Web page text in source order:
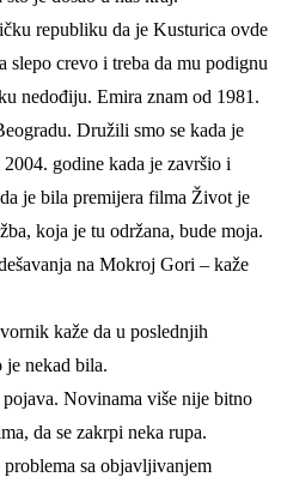
republiku da je Kusturica ovde
crevo i treba da mu podignu
nedođiju. Emira znam od 1981.
Družili smo se kada je
godine kada je završio i
je bila premijera filma Život je
koja je tu održana, bude moja.
na Mokroj Gori – kaže
kaže da u poslednjih
je nekad bila.
Novinama više nije bitno
da se zakrpi neka rupa.
sa objavljivanjem